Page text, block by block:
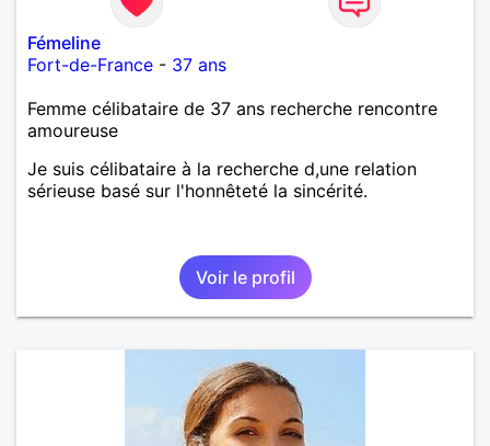
Fémeline
Fort-de-France - 37 ans
Femme célibataire de 37 ans recherche rencontre
amoureuse
Je suis célibataire à la recherche d,une relation
sérieuse basé sur l'honnêteté la sincérité.
Voir le profil